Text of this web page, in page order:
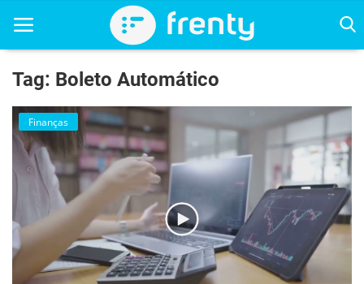
Home
Contato
Contato
CRM
Estoque
Tag: Boleto Automático
Finanças